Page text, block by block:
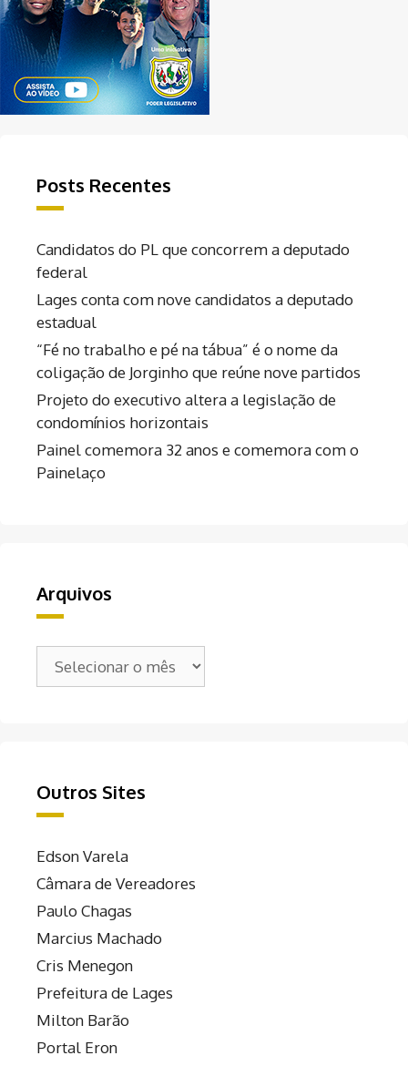
Posts Recentes
Candidatos do PL que concorrem a deputado
federal
Lages conta com nove candidatos a deputado
estadual
“Fé no trabalho e pé na tábua” é o nome da
coligação de Jorginho que reúne nove partidos
Projeto do executivo altera a legislação de
condomínios horizontais
Painel comemora 32 anos e comemora com o
Painelaço
Arquivos
Arquivos
Outros Sites
Edson Varela
Câmara de Vereadores
Paulo Chagas
Marcius Machado
Cris Menegon
Prefeitura de Lages
Milton Barão
Portal Eron